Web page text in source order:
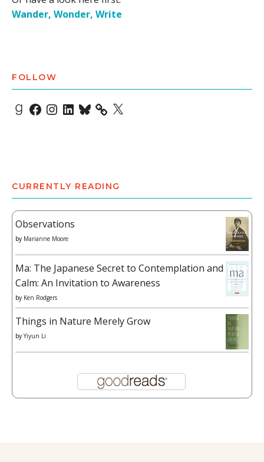
Wander, Wonder, Write
FOLLOW
Goodreads
Facebook
Instagram
LinkedIn
Bluesky X
CURRENTLY READING
Observations
by Marianne Moore
Ma: The Japanese Secret to Contemplation and
Calm: An Invitation to Awareness
by Ken Rodgers
Things in Nature Merely Grow
by Yiyun Li